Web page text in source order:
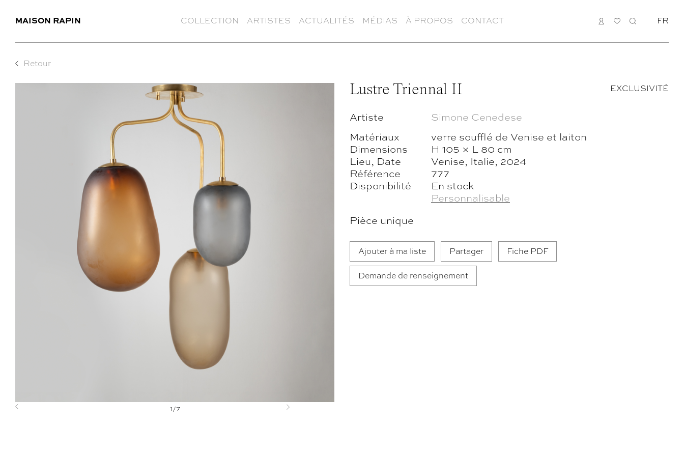
MAISON RAPIN COLLECTION ARTISTES ACTUALITÉS MÉDIAS À PROPOS CONTACT CONNEXION
MA
FR
Retour
Previous Next
1/7
Lustre Triennal II EXCLUSIVITÉ
Artiste
Simone Cenedese
Matériaux
verre soufflé de Venise et laiton
Dimensions
H 105 × L 80 cm
Lieu, Date
Venise, Italie, 2024
Référence
777
Disponibilité
En stock
Personnalisable
Pièce unique
Ajouter à ma liste Partager Fiche PDF
Demande de renseignement